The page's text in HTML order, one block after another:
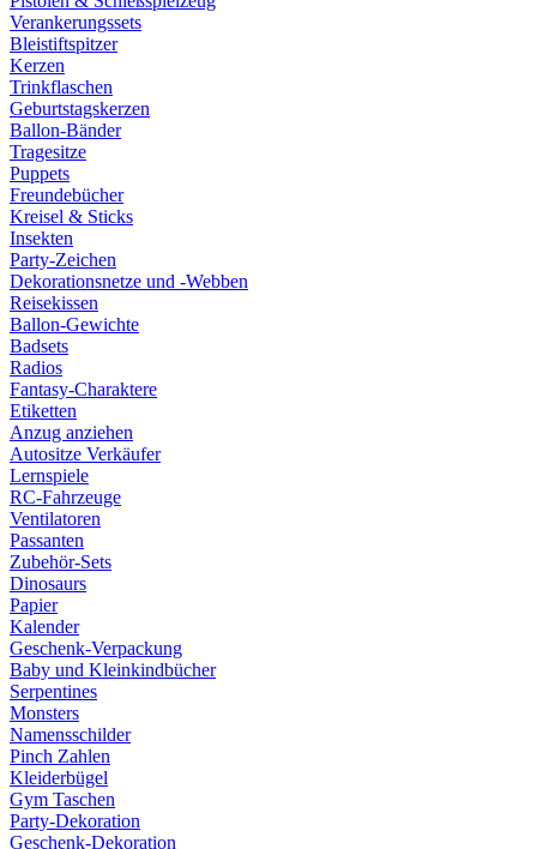
Verankerungssets
Bleistiftspitzer
Kerzen
Trinkflaschen
Geburtstagskerzen
Ballon-Bänder
Tragesitze
Puppets
Freundebücher
Kreisel & Sticks
Insekten
Party-Zeichen
Dekorationsnetze und -Webben
Reisekissen
Ballon-Gewichte
Badsets
Radios
Fantasy-Charaktere
Etiketten
Anzug anziehen
Autositze Verkäufer
Lernspiele
RC-Fahrzeuge
Ventilatoren
Passanten
Zubehör-Sets
Dinosaurs
Papier
Kalender
Geschenk-Verpackung
Baby und Kleinkindbücher
Serpentines
Monsters
Namensschilder
Pinch Zahlen
Kleiderbügel
Gym Taschen
Party-Dekoration
Geschenk-Dekoration